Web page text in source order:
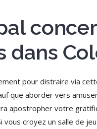
dans
pour distraire via
que aborder vers
apostropher votre
vous croyez un salle de